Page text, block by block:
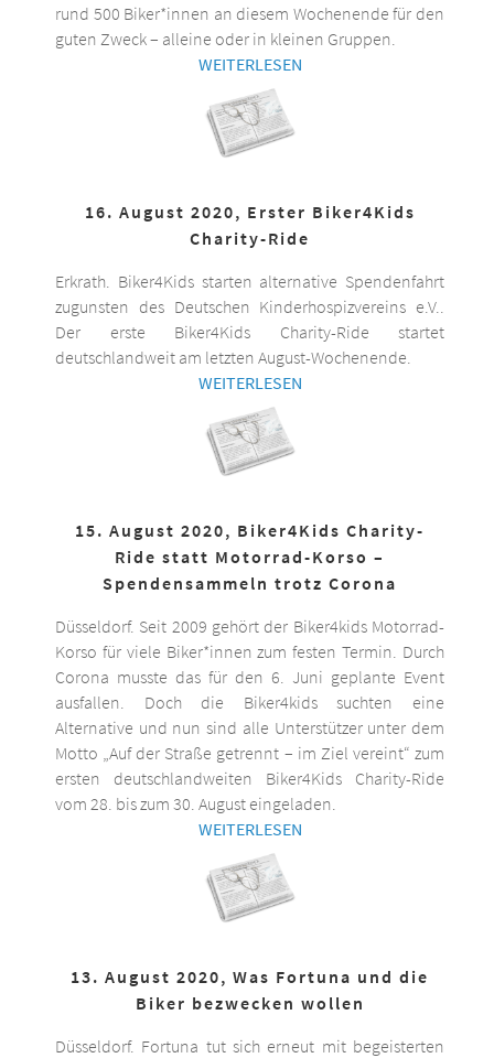
rund 500 Biker*innen an diesem Wochenende für den
guten Zweck – alleine oder in kleinen Gruppen.
WEITERLESEN
16. August 2020, Erster Biker4Kids
Charity-Ride
Erkrath. Biker4Kids starten alternative Spendenfahrt
zugunsten des Deutschen Kinderhospizvereins e.V..
Der erste Biker4Kids Charity-Ride startet
deutschlandweit am letzten August-Wochenende.
WEITERLESEN
15. August 2020, Biker4Kids Charity-
Ride statt Motorrad-Korso –
Spendensammeln trotz Corona
Düsseldorf. Seit 2009 gehört der Biker4kids Motorrad-
Korso für viele Biker*innen zum festen Termin. Durch
Corona musste das für den 6. Juni geplante Event
ausfallen. Doch die Biker4kids suchten eine
Alternative und nun sind alle Unterstützer unter dem
Motto „Auf der Straße getrennt – im Ziel vereint“ zum
ersten deutschlandweiten Biker4Kids Charity-Ride
vom 28. bis zum 30. August eingeladen.
WEITERLESEN
13. August 2020, Was Fortuna und die
Biker bezwecken wollen
Düsseldorf. Fortuna tut sich erneut mit begeisterten